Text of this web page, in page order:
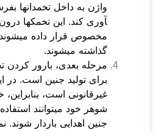
آوری کند. این تخمک­ها
مخصوص قرار داده می­شوند
گذاشته می­شوند.
مرحله بعدی، بارور کردن
برای تولید جنین است. در
غیرقانونی است،
شوهر خود می­توانند استفاده
جنین اهدایی باردار شوند.